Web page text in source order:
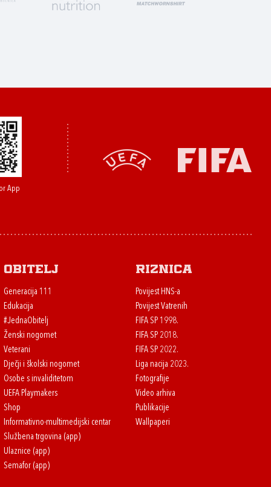
App
Obitelj
Generacija 111
Edukacija
#JednaObitelj
Ženski nogomet
Veterani
Dječji i školski nogomet
Osobe s invaliditetom
UEFA Playmakers
Shop
Informativno-multimedijski centar
Službena trgovina (app)
Ulaznice (app)
Semafor (app)
Riznica
Povijest HNS-a
Povijest Vatrenih
FIFA SP 1998.
FIFA SP 2018.
FIFA SP 2022.
Liga nacija 2023.
Fotografije
Video arhiva
Publikacije
Wallpaperi